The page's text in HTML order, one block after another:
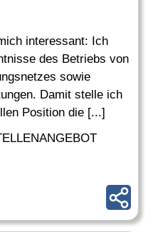
interessant: Ich
des Betriebs von
sowie
Damit stelle ich
Position die [...]